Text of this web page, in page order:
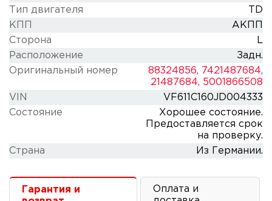
Тип двигателя
TD
КПП
АКПП
Сторона
L
Расположение
Задн.
Оригинальный номер
88324856, 7421487684,
21487684, 5001866508
VIN
VF611C160JD004333
Состояние
Хорошее состояние.
Предоставляется срок
на проверку.
Cтрана
Из Германии.
Гарантия и
Оплата и